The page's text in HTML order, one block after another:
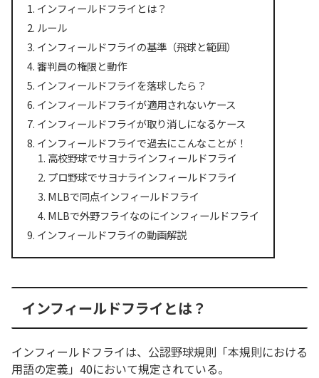
インフィールドフライとは？
ルール
インフィールドフライの基準（飛球と範囲）
審判員の権限と動作
インフィールドフライを落球したら？
インフィールドフライが適用されないケース
インフィールドフライが取り消しになるケース
インフィールドフライで過去にこんなことが！
高校野球でサヨナラインフィールドフライ
プロ野球でサヨナラインフィールドフライ
MLBで同点インフィールドフライ
MLBで外野フライなのにインフィールドフライ
インフィールドフライの動画解説
インフィールドフライとは？
インフィールドフライは、公認野球規則「本規則における
用語の定義」40において規定されている。